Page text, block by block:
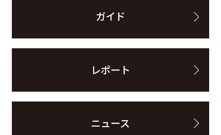
ガイド
レポート
ニュース